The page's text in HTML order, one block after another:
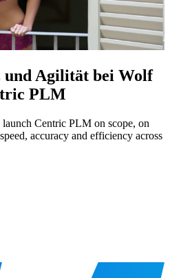
und Agilität bei Wolf
PLM
Centric PLM on scope, on
accuracy and efficiency across